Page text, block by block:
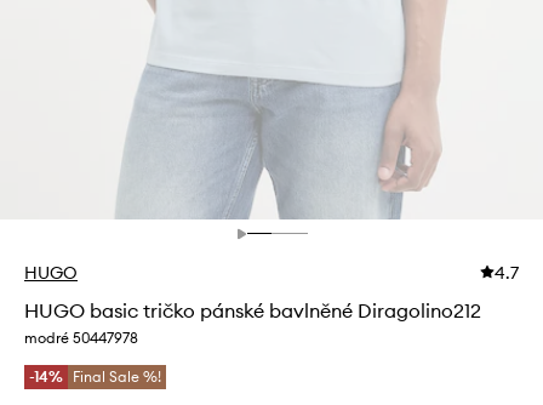
HUGO 4.7
HUGO basic tričko pánské bavlněné Diragolino212
modré 50447978
-14% Final Sale %!